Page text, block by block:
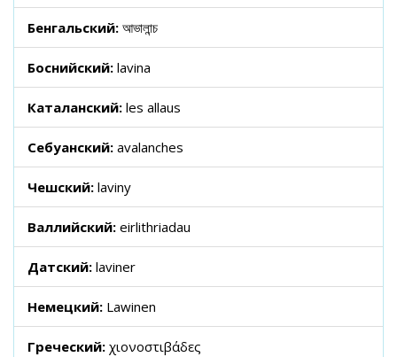
Бенгальский: আভালান্চ
Боснийский: lavina
Каталанский: les allaus
Себуанский: avalanches
Чешский: laviny
Валлийский: eirlithriadau
Датский: laviner
Немецкий: Lawinen
Греческий: χιονοστιβάδες